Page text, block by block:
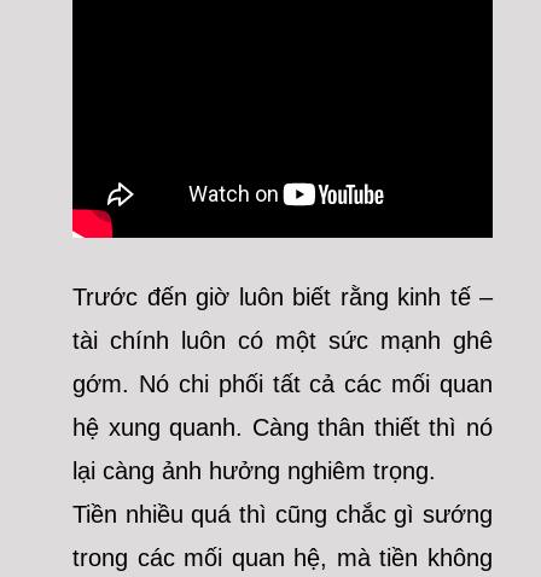
Trước đến giờ luôn biết rằng kinh tế –
tài chính luôn có một sức mạnh ghê
gớm. Nó chi phối tất cả các mối quan
hệ xung quanh. Càng thân thiết thì nó
lại càng ảnh hưởng nghiêm trọng.
Tiền nhiều quá thì cũng chắc gì sướng
trong các mối quan hệ, mà tiền không